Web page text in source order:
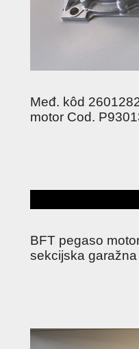
Međ. kôd
motor Cod.
BFT pegaso
sekcijska garažna